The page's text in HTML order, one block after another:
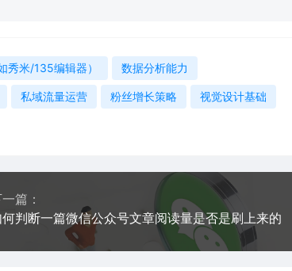
秀米/135编辑器） 数据分析能力
私域流量运营 粉丝增长策略 视觉设计基础
篇：
判断一篇微信公众号文章阅读量是否是刷上来的